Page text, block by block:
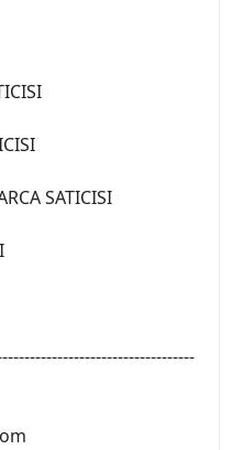
SATICISI